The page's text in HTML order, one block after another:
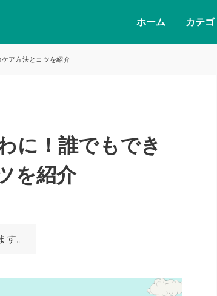
ホーム カテ
ア方法とコツを紹介
に！誰でもでき
を紹介
。